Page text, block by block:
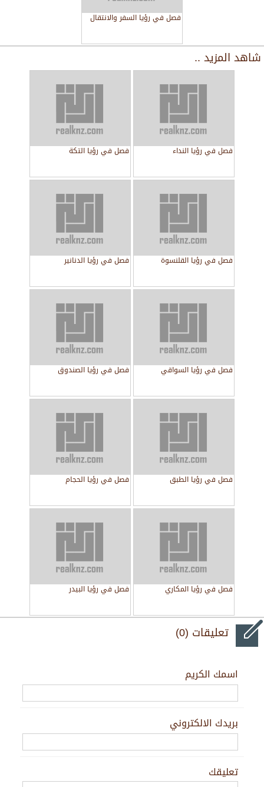
فصل في رؤيا السفر والانتقال
شاهد المزيد ..
فصل في رؤيا النداء فصل في رؤيا التكة
فصل في رؤيا القلنسوة فصل في رؤيا الدنانير
فصل في رؤيا السواقي فصل في رؤيا الصندوق
فصل في رؤيا الطبق فصل في رؤيا الحجام
فصل في رؤيا المكاري فصل في رؤيا البيدر
تعليقات (0)
اسمك الكريم
بريدك الالكتروني
تعليقك